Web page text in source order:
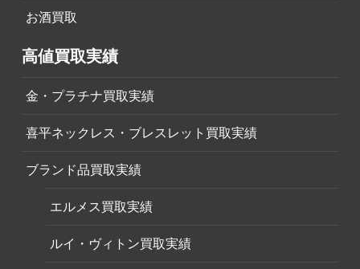
お酒買取
高値買取実績
金・プラチナ買取実績
喜平ネックレス・ブレスレット買取実績
ブランド品買取実績
エルメス買取実績
ルイ・ヴィトン買取実績